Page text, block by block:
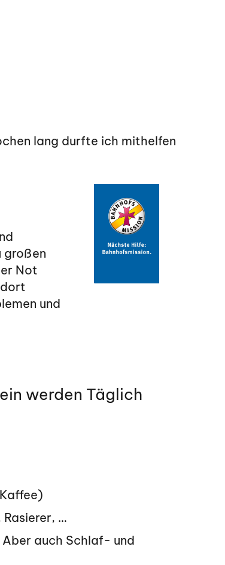
lang durfte ich mithelfen
großen
Not
und
werden Täglich
…
auch Schlaf- und